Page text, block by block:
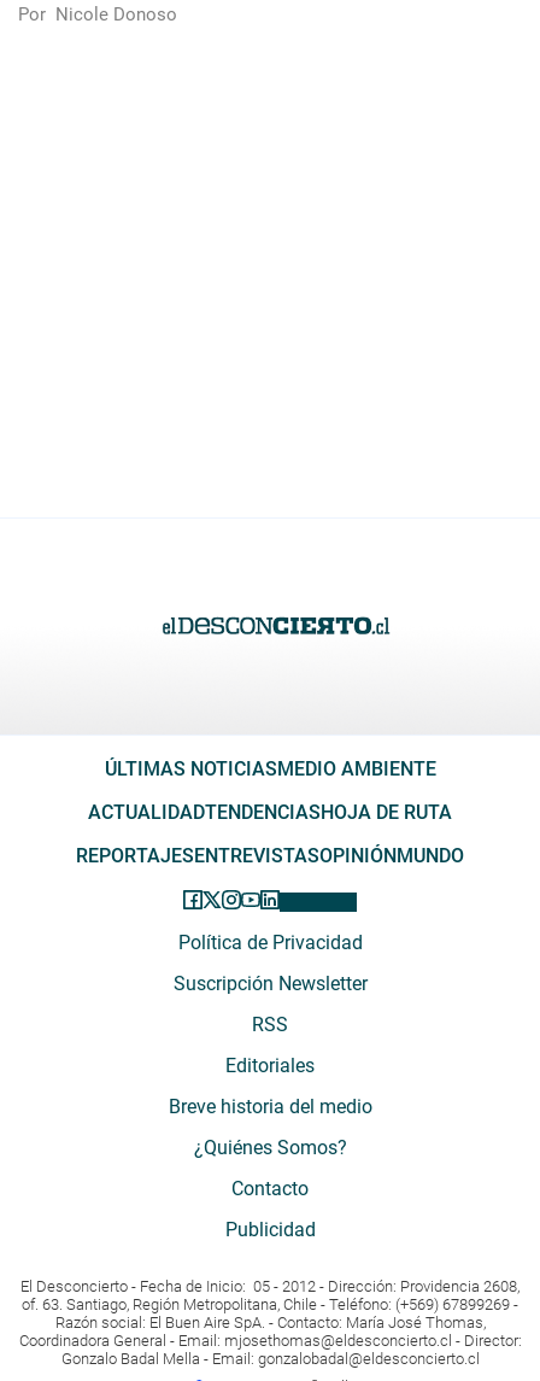
Por Nicole Donoso
ÚLTIMAS NOTICIASMEDIO AMBIENTE
ACTUALIDADTENDENCIASHOJA DE RUTA
REPORTAJESENTREVISTASOPINIÓNMUNDO
Política de Privacidad
Suscripción Newsletter
RSS
Editoriales
Breve historia del medio
¿Quiénes Somos?
Contacto
Publicidad
El Desconcierto - Fecha de Inicio: 05 - 2012 - Dirección: Providencia 2608,
of. 63. Santiago, Región Metropolitana, Chile - Teléfono: (+569) 67899269 -
Razón social: El Buen Aire SpA. - Contacto: María José Thomas,
Coordinadora General - Email: mjosethomas@eldesconcierto.cl - Director:
Gonzalo Badal Mella - Email: gonzalobadal@eldesconcierto.cl